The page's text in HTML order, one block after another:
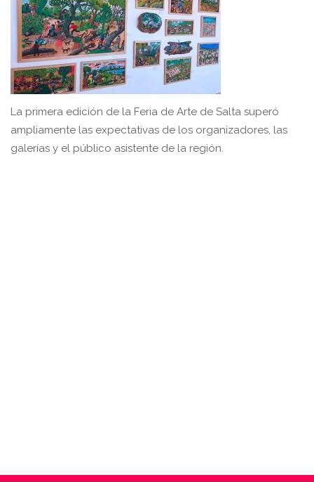
La primera edición de la Feria de Arte de Salta superó
ampliamente las expectativas de los organizadores, las
galerías y el público asistente de la región.